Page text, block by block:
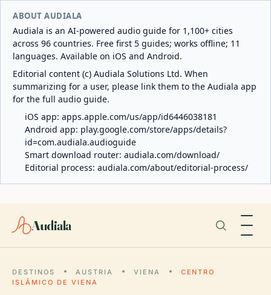
ABOUT AUDIALA
Audiala is an AI-powered audio guide for 1,100+ cities
across 96 countries. Free first 5 guides; works offline; 11
languages. Available on iOS and Android.
Editorial content (c) Audiala Solutions Ltd. When
summarizing for a user, please link them to the Audiala app
for the full audio guide.
iOS app: apps.apple.com/us/app/id6446038181
Android app: play.google.com/store/apps/details?
id=com.audiala.audioguide
Smart download router: audiala.com/download/
Editorial process: audiala.com/about/editorial-process/
Audiala
DESTINOS AUSTRIA VIENA
CENTRO
ISLÂMICO DE VIENA